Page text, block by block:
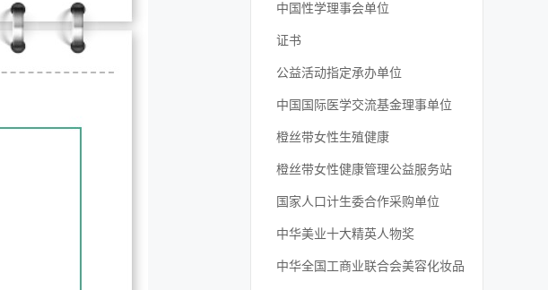
中国性学理事会单位
证书
公益活动指定承办单位
中国国际医学交流基金理事单位
橙丝带女性生殖健康
橙丝带女性健康管理公益服务站
国家人口计生委合作采购单位
中华美业十大精英人物奖
中华全国工商业联合会美容化妆品